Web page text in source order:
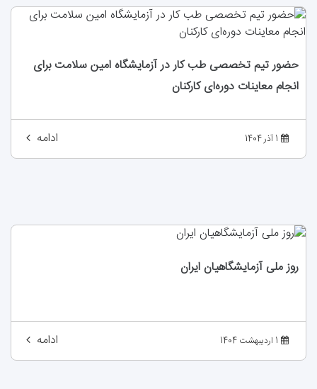
حضور تیم تخصصی طب کار در آزمایشگاه امین سلامت برای
انجام معاینات دوره‌ای کارکنان
1 آذر 1404 ادامه
روز ملی آزمایشگاهیان ایران
1 اردیبهشت 1404 ادامه